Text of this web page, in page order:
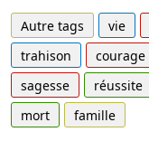
Autre tags vie
trahison
courage
sagesse
réussite
mort
famille